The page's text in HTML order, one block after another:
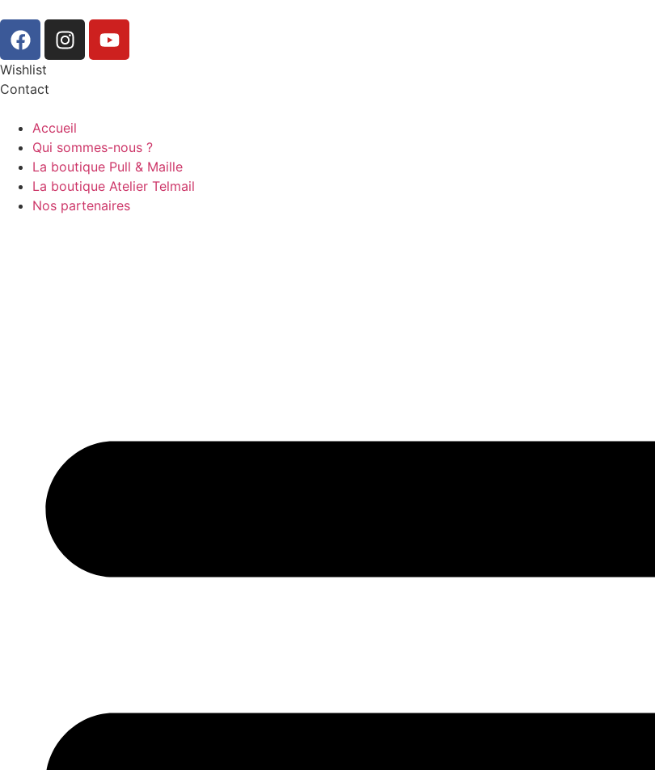
Wishlist
Contact
Accueil
Qui sommes-nous ?
La boutique Pull & Maille
La boutique Atelier Telmail
Nos partenaires